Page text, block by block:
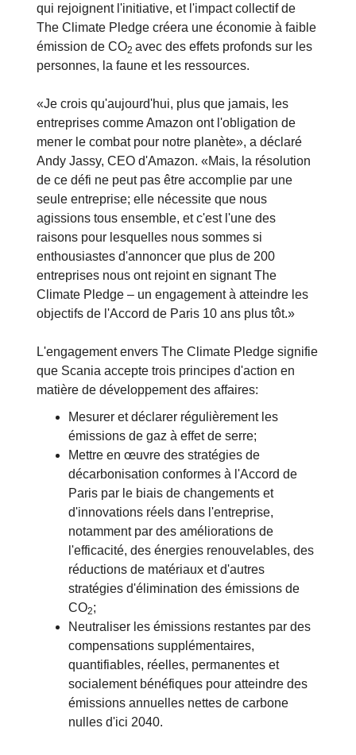
qui rejoignent l'initiative, et l'impact collectif de
The Climate Pledge créera une économie à faible
émission de CO2 avec des effets profonds sur les
personnes, la faune et les ressources.
«Je crois qu'aujourd'hui, plus que jamais, les
entreprises comme Amazon ont l'obligation de
mener le combat pour notre planète», a déclaré
Andy Jassy, CEO d'Amazon. «Mais, la résolution
de ce défi ne peut pas être accomplie par une
seule entreprise; elle nécessite que nous
agissions tous ensemble, et c'est l'une des
raisons pour lesquelles nous sommes si
enthousiastes d'annoncer que plus de 200
entreprises nous ont rejoint en signant The
Climate Pledge – un engagement à atteindre les
objectifs de l'Accord de Paris 10 ans plus tôt.»
L'engagement envers The Climate Pledge signifie
que Scania accepte trois principes d'action en
matière de développement des affaires:
Mesurer et déclarer régulièrement les
émissions de gaz à effet de serre;
Mettre en œuvre des stratégies de
décarbonisation conformes à l'Accord de
Paris par le biais de changements et
d'innovations réels dans l'entreprise,
notamment par des améliorations de
l'efficacité, des énergies renouvelables, des
réductions de matériaux et d'autres
stratégies d'élimination des émissions de
CO2;
Neutraliser les émissions restantes par des
compensations supplémentaires,
quantifiables, réelles, permanentes et
socialement bénéfiques pour atteindre des
émissions annuelles nettes de carbone
nulles d'ici 2040.